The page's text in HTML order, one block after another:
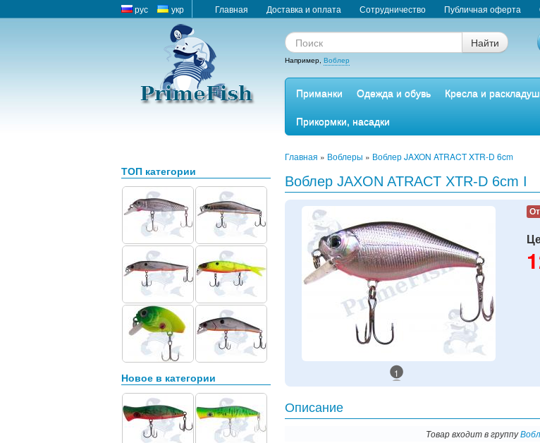
рус укр Главная Доставка и оплата Сотрудничество Публичная оферта
Найти
Например, Воблер
Приманки Одежда и обувь Кресла и
Прикормки, насадки
ТОП категории
Новое в категории
Главная » Воблеры » Воблер JAXON ATRACT XTR-D 6cm
Воблер JAXON ATRACT XTR-D 6cm I
1
Описание
Товар входит в группу